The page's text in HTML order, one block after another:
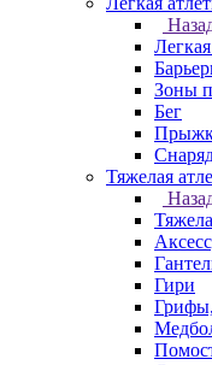
Зоны
Бег
Тяжелая
Гири